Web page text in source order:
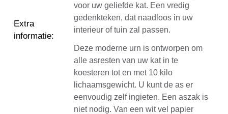
Extra
informatie:
voor uw geliefde kat. Een vredig
gedenkteken, dat naadloos in uw
interieur of tuin zal passen.
Deze moderne urn is ontworpen om
alle asresten van uw kat in te
koesteren tot en met 10 kilo
lichaamsgewicht. U kunt de as er
eenvoudig zelf ingieten. Een aszak is
niet nodig. Van een wit vel papier